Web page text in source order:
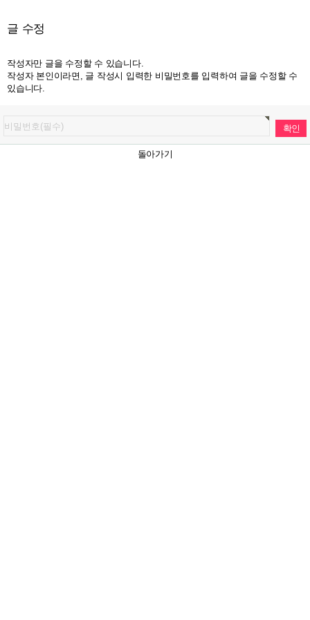
글 수정
작성자만 글을 수정할 수 있습니다.
작성자 본인이라면, 글 작성시 입력한 비밀번호를 입력하여 글을 수정할 수
있습니다.
돌아가기